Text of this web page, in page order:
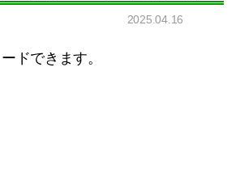
2025.04.16
ドできます。